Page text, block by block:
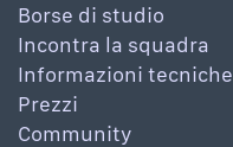
Borse di studio
Incontra la squadra
Informazioni tecniche
Prezzi
Community